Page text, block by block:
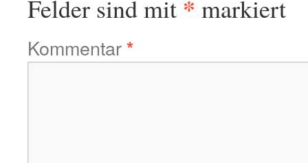
Felder sind mit * markiert
Kommentar*